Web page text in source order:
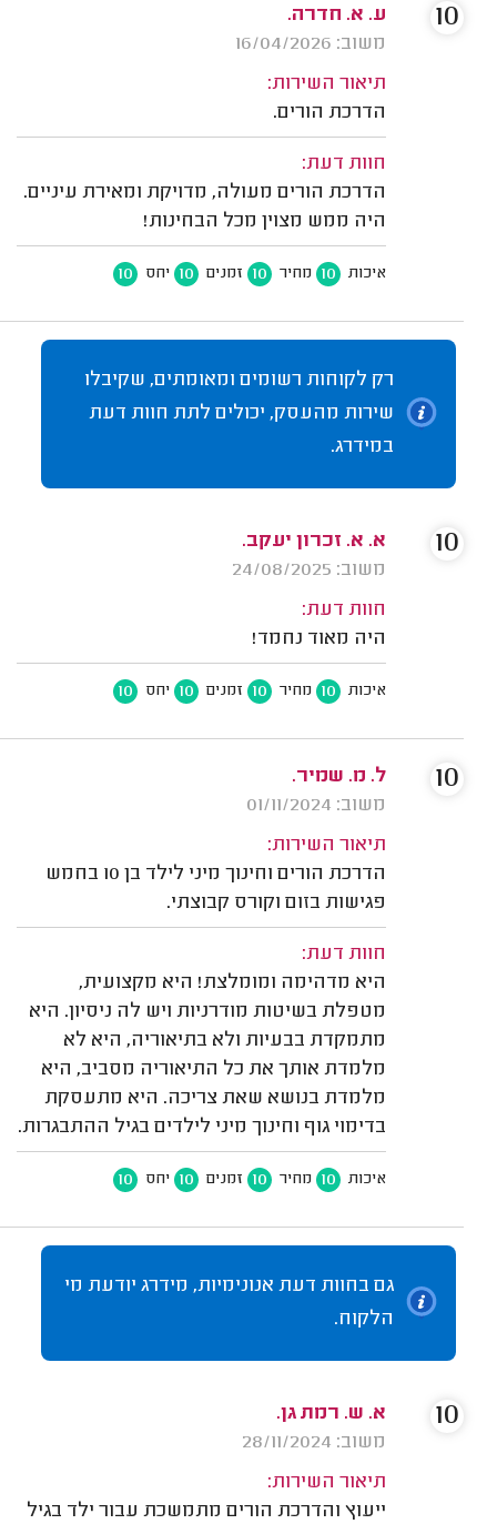
ע. א. חדרה.
משוב: 16/04/2026
תיאור השירות:
הדרכת הורים.
חוות דעת:
הדרכת הורים מעולה, מדויקת ומאירת עיניים.
היה ממש מצוין מכל הבחינות!
איכות 10 מחיר 10 זמנים 10 יחס 10
10
רק לקוחות רשומים ומאומתים, שקיבלו
שירות מהעסק, יכולים לתת חוות דעת
במידרג.
א. א. זכרון יעקב.
משוב: 24/08/2025
חוות דעת:
היה מאוד נחמד!
איכות 10 מחיר 10 זמנים 10 יחס 10
10
ל. מ. שמיר.
משוב: 01/11/2024
תיאור השירות:
הדרכת הורים וחינוך מיני לילד בן 10 בחמש
פגישות בזום וקורס קבוצתי.
חוות דעת:
היא מדהימה ומומלצת! היא מקצועית,
מטפלת בשיטות מודרניות ויש לה ניסיון. היא
מתמקדת בבעיות ולא בתיאוריה, היא לא
מלמדת אותך את כל התיאוריה מסביב, היא
מלמדת בנושא שאת צריכה. היא מתעסקת
בדימוי גוף וחינוך מיני לילדים בגיל ההתבגרות.
איכות 10 מחיר 10 זמנים 10 יחס 10
10
גם בחוות דעת אנונימיות, מידרג יודעת מי
הלקוח.
א. ש. רמת גן.
משוב: 28/11/2024
תיאור השירות:
ייעוץ והדרכת הורים מתמשכת עבור ילד בגיל
10